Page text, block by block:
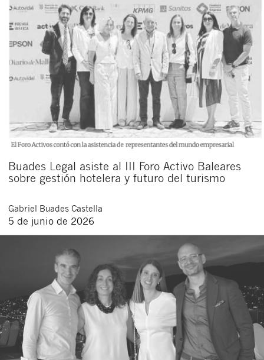
Buades Legal asiste al III Foro Activo Baleares
sobre gestión hotelera y futuro del turismo
Gabriel Buades Castella
5 de junio de 2026